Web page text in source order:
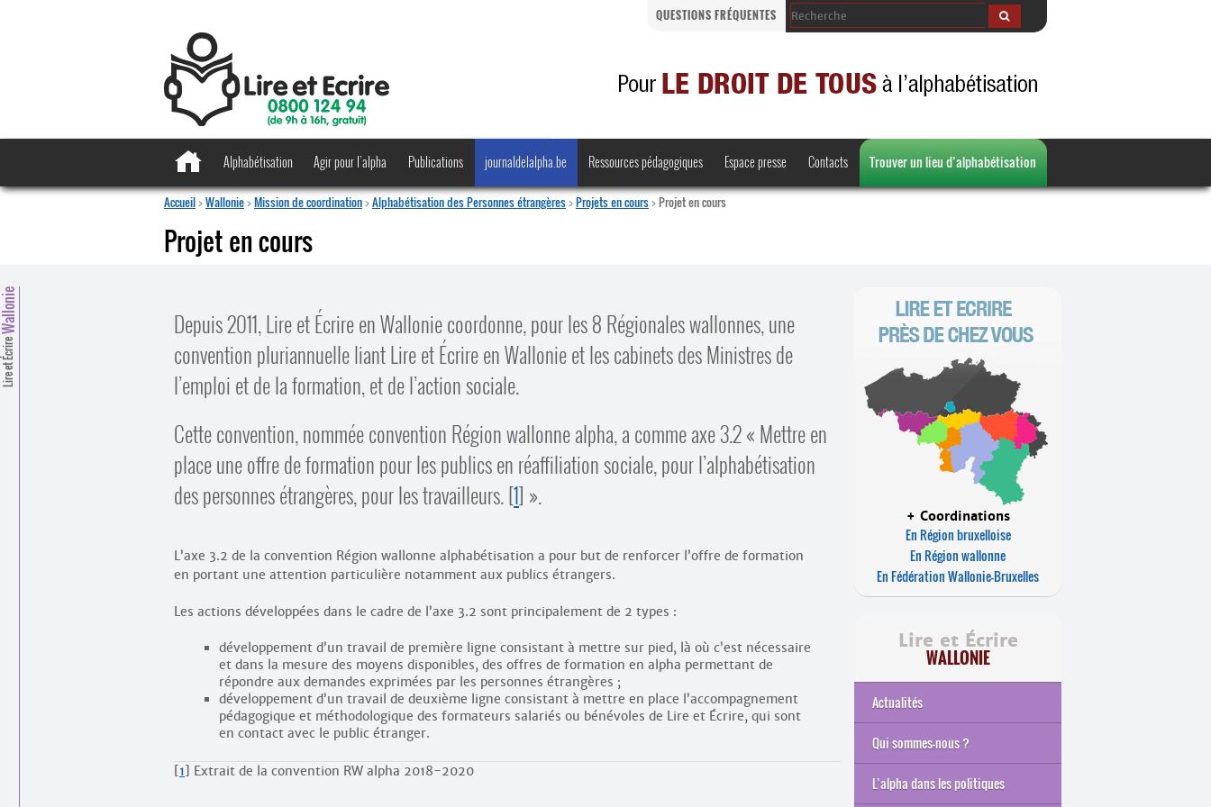
QUESTIONS FRÉQUENTES
Alphabétisation Agir pour l’alpha Publications journaldelalpha.be Ressources pédagogiques
Bienvenue en Belgique
Espace presse Contacts Trouver un lieu d’alphabétisation
Accueil>Wallonie>Mission de coordination>Alphabétisation des Personnes étrangères>Projets en cours>Projet en cours
Projet en cours
Lire et Écrire
Depuis 2011, Lire et Écrire en Wallonie coordonne, pour les 8 Régionales wallonnes, une
convention pluriannuelle liant Lire et Écrire en Wallonie et les cabinets des Ministres de
l’emploi et de la formation, et de l’action sociale.
Cette convention, nommée convention Région wallonne alpha, a comme axe 3.2 « Mettre en
place une offre de formation pour les publics en réaffiliation sociale, pour l’alphabétisation
des personnes étrangères, pour les travailleurs.[1] ».
L’axe 3.2 de la convention Région wallonne alphabétisation a pour but de renforcer l’offre de formation
en portant une attention particulière notamment aux publics étrangers.
Les actions développées dans le cadre de l’axe 3.2 sont principalement de 2 types :
développement d’un travail de première ligne consistant à mettre sur pied, là où c’est nécessaire
et dans la mesure des moyens disponibles, des offres de formation en alpha permettant de
répondre aux demandes exprimées par les personnes étrangères ;
développement d’un travail de deuxième ligne consistant à mettre en place l’accompagnement
pédagogique et méthodologique des formateurs salariés ou bénévoles de Lire et Écrire, qui sont
en contact avec le public étranger.
[1] Extrait de la convention RW alpha 2018-2020
+ Coordinations
En Région bruxelloise
En Région wallonne
En Fédération Wallonie-Bruxelles
Lire et Écrire
WALLONIE
Actualités
Qui sommes-nous ?
Nos missions
Nos mandats
Notre histoire
Instances de l’ASBL
Équipe
Rapport d’activités
L’alpha dans les politiques